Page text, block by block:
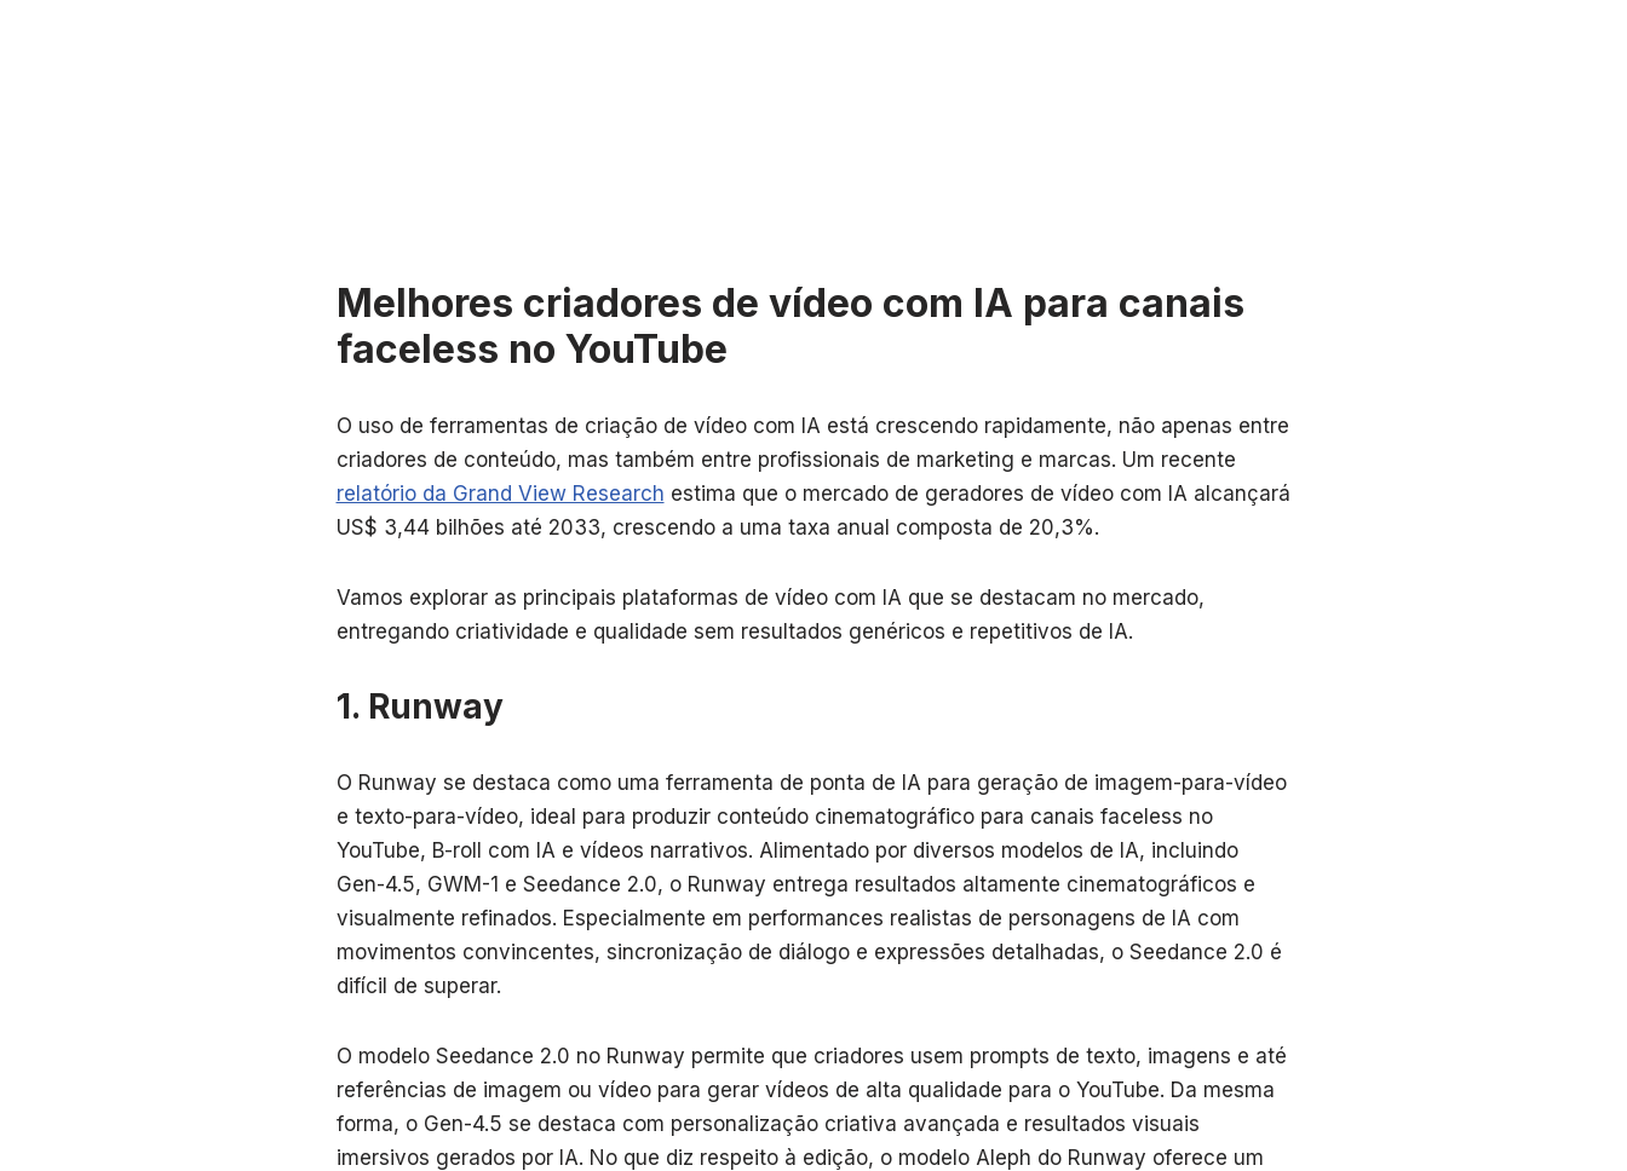
Melhores criadores de vídeo com IA para canais
faceless no YouTube
O uso de ferramentas de criação de vídeo com IA está crescendo rapidamente, não apenas entre
criadores de conteúdo, mas também entre profissionais de marketing e marcas. Um recente
relatório da Grand View Research estima que o mercado de geradores de vídeo com IA alcançará
US$ 3,44 bilhões até 2033, crescendo a uma taxa anual composta de 20,3%.
Vamos explorar as principais plataformas de vídeo com IA que se destacam no mercado,
entregando criatividade e qualidade sem resultados genéricos e repetitivos de IA.
1. Runway
O Runway se destaca como uma ferramenta de ponta de IA para geração de imagem-para-vídeo
e texto-para-vídeo, ideal para produzir conteúdo cinematográfico para canais faceless no
YouTube, B-roll com IA e vídeos narrativos. Alimentado por diversos modelos de IA, incluindo
Gen-4.5, GWM-1 e Seedance 2.0, o Runway entrega resultados altamente cinematográficos e
visualmente refinados. Especialmente em performances realistas de personagens de IA com
movimentos convincentes, sincronização de diálogo e expressões detalhadas, o Seedance 2.0 é
difícil de superar.
O modelo Seedance 2.0 no Runway permite que criadores usem prompts de texto, imagens e até
referências de imagem ou vídeo para gerar vídeos de alta qualidade para o YouTube. Da mesma
forma, o Gen-4.5 se destaca com personalização criativa avançada e resultados visuais
imersivos gerados por IA. No que diz respeito à edição, o modelo Aleph do Runway oferece um